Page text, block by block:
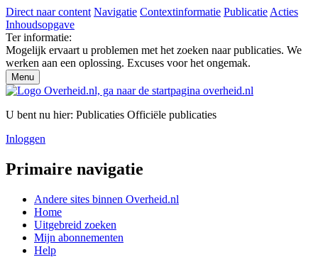
Direct naar content Navigatie Contextinformatie Publicatie Acties
Inhoudsopgave
Ter informatie:
Mogelijk ervaart u problemen met het zoeken naar publicaties. We
werken aan een oplossing. Excuses voor het ongemak.
Menu
U bent nu hier: Publicaties Officiële publicaties
Inloggen
Primaire navigatie
Andere sites binnen Overheid.nl
Home
Uitgebreid zoeken
Mijn abonnementen
Help